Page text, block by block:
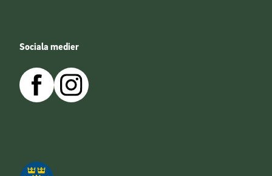
Sociala medier